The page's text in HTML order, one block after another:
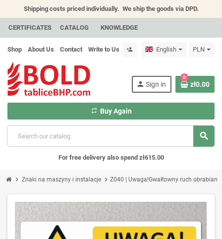
Shipping costs priced individually. We ship the goods via DPD.
CERTIFICATES CATALOG KNOWLEDGE
Shop About Us Contact Write to Us person_add English PLN
search
person Sign in
repeat Buy Again
0
zł0.00
For free delivery also spend zł615.00
chevron_right Znaki na maszyny i instalacje chevron_right Z040 | Uwaga!Gwałtowny ruch